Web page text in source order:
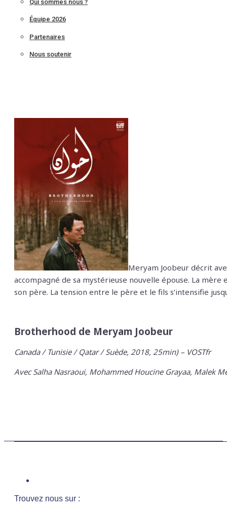
Qui sommes nous ?
Équipe 2026
Partenaires
Nous soutenir
Meryam Joobeur décrit
accompagné de sa mystérieuse nouvelle épouse. La
son père. La tension entre le père et le fils s’intensifie
Brotherhood de Meryam Joobeur
Canada / Tunisie / Qatar / Suède, 2018, 25min) – VOSTfr
Avec Salha Nasraoui, Mohammed Houcine Grayaa, Malek
Trouvez nous sur :